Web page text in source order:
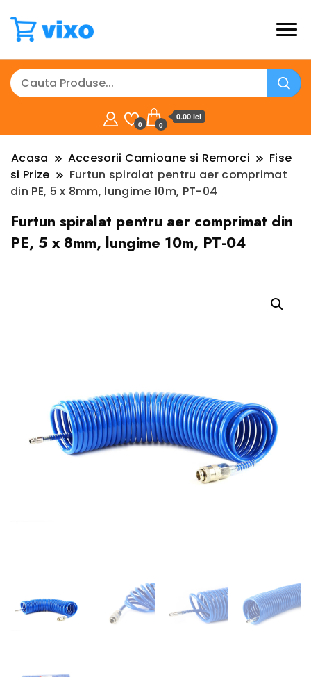
0 0
0.00 lei
Acasa Accesorii Camioane si Remorci
Fise
si Prize
Furtun spiralat pentru aer comprimat
din PE, 5 x 8mm, lungime 10m, PT-04
Furtun spiralat pentru aer comprimat din
PE, 5 x 8mm, lungime 10m, PT-04